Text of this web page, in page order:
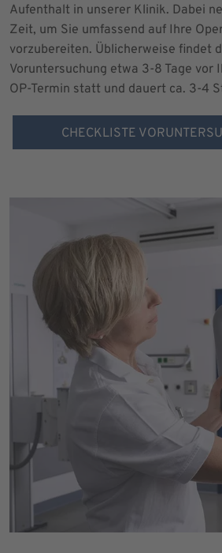
Aufenthalt in unserer Klinik. Dabei
Zeit, um Sie umfassend auf Ihre
vorzubereiten. Üblicherweise findet
Voruntersuchung etwa 3-8 Tage vor
OP-Termin statt und dauert ca. 3-4
CHECKLISTE